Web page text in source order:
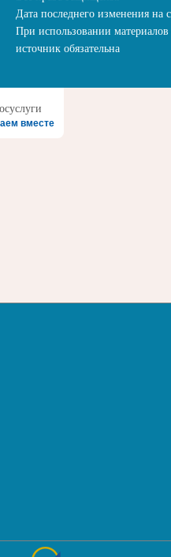
Дата последнего изменения на
При использовании материалов
источник обязательна
вместе